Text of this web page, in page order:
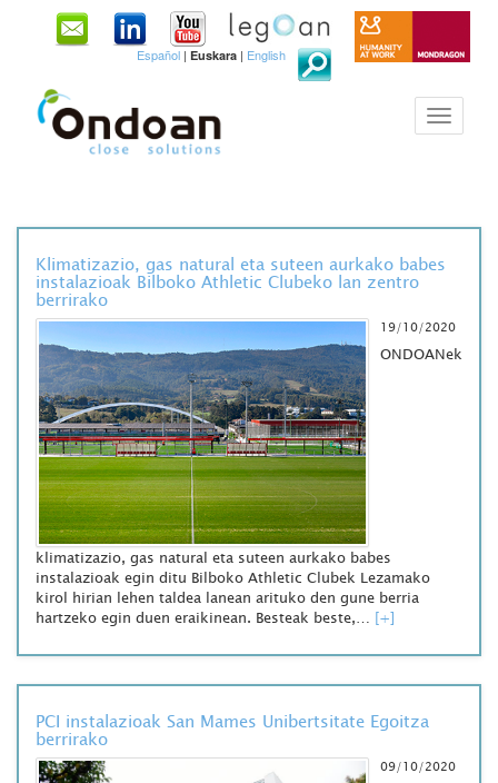
Español | Euskara | English
Klimatizazio, gas natural eta suteen aurkako babes
instalazioak Bilboko Athletic Clubeko lan zentro
berrirako
19/10/2020
ONDOANek
klimatizazio, gas natural eta suteen aurkako babes
instalazioak egin ditu Bilboko Athletic Clubek Lezamako
kirol hirian lehen taldea lanean arituko den gune berria
hartzeko egin duen eraikinean. Besteak beste,… [+]
PCI instalazioak San Mames Unibertsitate Egoitza
berrirako
09/10/2020